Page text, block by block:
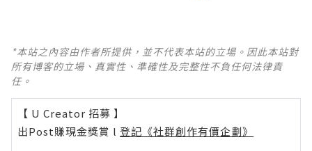
*本站之內容由作者所提供，並不代表本站的立場。因此本站對
所有博客的立場、真實性、準確性及完整性不負任何法律責
任。
【 U Creator 招募 】
出Post賺現金獎賞 l 登記《社群創作有價企劃》